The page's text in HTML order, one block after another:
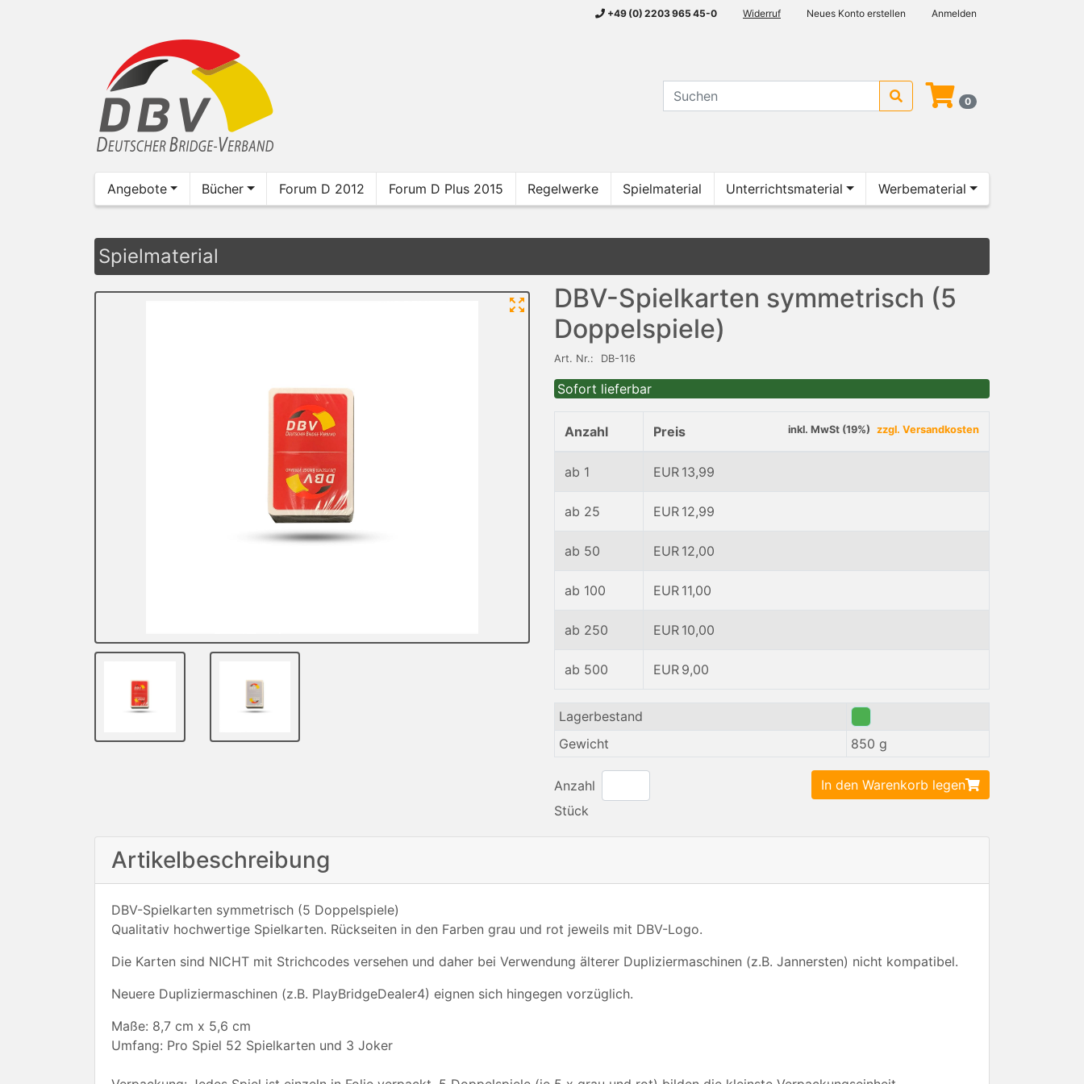
+49 (0) 2203 965 45-0 Widerruf Neues Konto erstellen Anmelden
0
Angebote Bücher Forum D 2012 Forum D Plus 2015 Regelwerke Spielmaterial Unterrichtsmaterial Werbematerial
Spielmaterial
DBV-Spielkarten symmetrisch (5
Doppelspiele)
Art. Nr.: DB-116
Sofort lieferbar
Anzahl Preis inkl. MwSt (19%) zzgl. Versandkosten
ab 1 EUR 13,99
ab 25 EUR 12,99
ab 50 EUR 12,00
ab 100 EUR 11,00
ab 250 EUR 10,00
ab 500 EUR 9,00
Lagerbestand
Gewicht
850 g
Anzahl
Stück
In den Warenkorb legen
Artikelbeschreibung
DBV-Spielkarten symmetrisch (5 Doppelspiele)
Qualitativ hochwertige Spielkarten. Rückseiten in den Farben grau und rot jeweils mit DBV-Logo.
Die Karten sind NICHT mit Strichcodes versehen und daher bei Verwendung älterer Dupliziermaschinen (z.B. Jannersten) nicht kompatibel.
Neuere Dupliziermaschinen (z.B. PlayBridgeDealer4) eignen sich hingegen vorzüglich.
Maße: 8,7 cm x 5,6 cm
Umfang: Pro Spiel 52 Spielkarten und 3 Joker